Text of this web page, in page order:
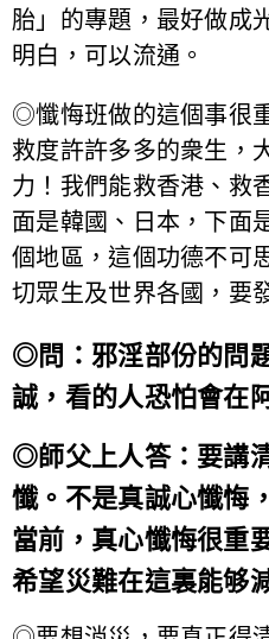
胎」的專題，最好做成
明白，可以流通。
◎懺悔班做的這個事很
救度許許多多的衆生，
力！我們能救香港、救
面是韓國、日本，下面
個地區，這個功德不可
切眾生及世界各國，要
◎問：邪淫部份的問
誠，看的人恐怕會在
◎師父上人答：要講
懺。不是真誠心懺悔
當前，真心懺悔很重
希望災難在這裏能够